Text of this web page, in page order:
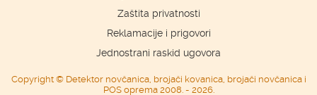
Zaštita privatnosti
Reklamacije i prigovori
Jednostrani raskid ugovora
Copyright © Detektor novčanica, brojači kovanica, brojači novčanica i
POS oprema 2008. - 2026.